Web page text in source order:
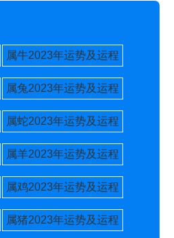
属牛2023年运势及运程
属兔2023年运势及运程
属蛇2023年运势及运程
属羊2023年运势及运程
属鸡2023年运势及运程
属猪2023年运势及运程